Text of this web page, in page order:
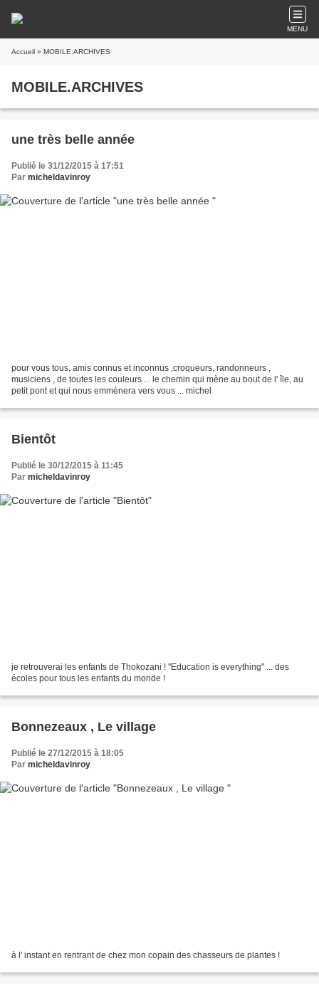
MENU
Accueil » MOBILE.ARCHIVES
MOBILE.ARCHIVES
une très belle année
Publié le 31/12/2015 à 17:51
Par micheldavinroy
pour vous tous, amis connus et inconnus ,croqueurs, randonneurs ,
musiciens , de toutes les couleurs ... le chemin qui mène au bout de l' île, au
petit pont et qui nous emmènera vers vous ... michel
Bientôt
Publié le 30/12/2015 à 11:45
Par micheldavinroy
je retrouverai les enfants de Thokozani ! "Education is everything" ... des
écoles pour tous les enfants du monde !
Bonnezeaux , Le village
Publié le 27/12/2015 à 18:05
Par micheldavinroy
à l' instant en rentrant de chez mon copain des chasseurs de plantes !